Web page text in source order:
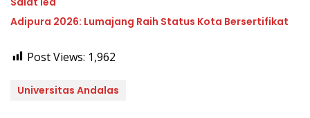
Adipura 2026: Lumajang Raih Status Kota Bersertifikat
Post Views: 1,962
Universitas Andalas